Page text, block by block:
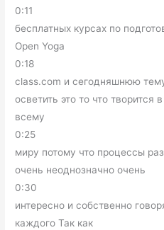
0:11
бесплатных курсах по
Open Yoga
0:18
class.com и сегодняшнюю
осветить это то что творится
всему
0:25
миру потому что процессы
очень неоднозначно очень
0:30
интересно и собственно
каждого Так как